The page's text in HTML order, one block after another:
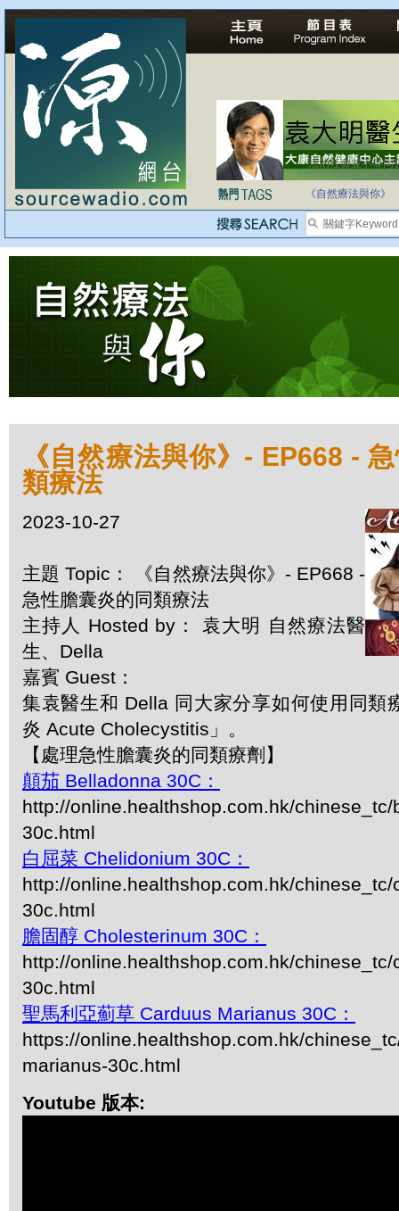
法治社會並不等同
《自然療法與你》
《自然療法與你》- EP668 -
類療法
2023-10-27
主題 Topic： 《自然療法與你》- EP668 -
急性膽囊炎的同類療法
主持人 Hosted by： 袁大明 自然療法醫
生、Della
嘉賓 Guest：
集袁醫生和 Della 同大家分享如何使用同類
炎 Acute Cholecystitis」。
【處理急性膽囊炎的同類療劑】
顛茄 Belladonna 30C：
http://online.healthshop.com.hk/chinese_tc/
30c.html
白屈菜 Chelidonium 30C：
http://online.healthshop.com.hk/
30c.html
膽固醇 Cholesterinum 30C：
http://online.healthshop.com.hk/
30c.html
聖馬利亞薊草 Carduus Marianus 30C：
https://online.healthshop.com.hk/
marianus-30c.html
Youtube 版本: